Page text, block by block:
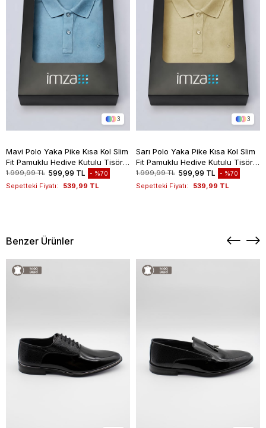
3
Mavi Polo Yaka Pike Kısa Kol Slim
Fit Pamuklu Hediye Kutulu Tişört
1011260169
1.999,99 TL 599,99 TL %70
Sepetteki Fiyatı: 539,99 TL
3
Sarı Polo Yaka Pike Kısa Kol Slim
Fit Pamuklu Hediye Kutulu Tişört
1011260169
1.999,99 TL 599,99 TL %70
Sepetteki Fiyatı: 539,99 TL
Benzer Ürünler